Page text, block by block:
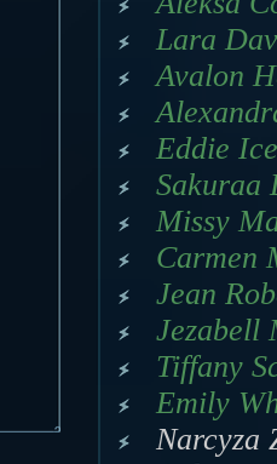
Lara
Avalon
Eddie
Sakuraa
Missy
Carmen
Jean
Jezabell
Tiffany
Emily
Narcyza